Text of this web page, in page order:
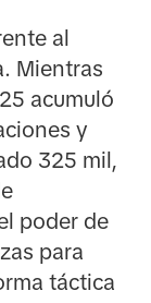
al
Mientras
acumuló
y
325 mil,
poder de
para
táctica